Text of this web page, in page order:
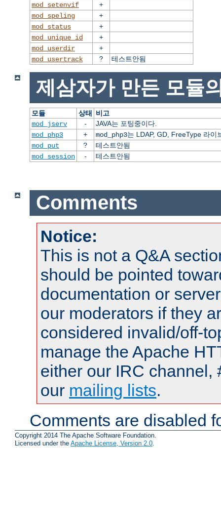
mod_setenvif
+
mod_speling
+
mod_status
+
mod_unique_id
+
mod_userdir
+
mod_usertrack
? 테스트안됨
제삼자가 만든 모듈
모듈 상태 비고
mod_jserv
-
JAVA는 포팅중이다.
mod_php3
+ mod_php3는 LDAP, GD, FreeType 라이
mod_put
?
테스트안됨
mod_session
- 테스트안됨
Comments
Notice:
This is not a Q&A
should be pointed
documentation or
our moderators if they
considered invalid/off-
manage the Apache
either our IRC channel,
our mailing lists.
Comments are disabled
Copyright 2014 The Apache Software Foundation.
Licensed under the Apache License, Version 2.0.